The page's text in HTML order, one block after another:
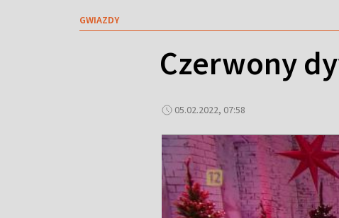
GWIAZDY
Czerwony
05.02.2022, 07:58